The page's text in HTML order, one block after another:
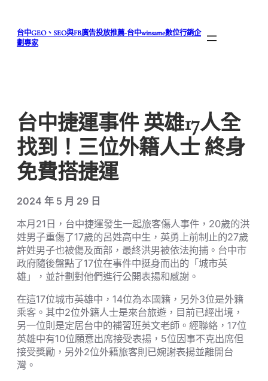
台中GEO、SEO與FB廣告投放推薦-台中winsame數位行銷企
劃專家
台中捷運事件 英雄17人全
找到！三位外籍人士 終身
免費搭捷運
2024 年 5 月 29 日
本月21日，台中捷運發生一起旅客傷人事件，20歲的洪
姓男子重傷了17歲的呂姓高中生，英勇上前制止的27歲
許姓男子也被傷及面部，最終洪男被依法拘捕。台中市
政府隨後盤點了17位在事件中挺身而出的「城市英
雄」，並計劃對他們進行公開表揚和感謝。
在這17位城市英雄中，14位為本國籍，另外3位是外籍
乘客。其中2位外籍人士是來台旅遊，目前已經出境，
另一位則是定居台中的補習班英文老師。經聯絡，17位
英雄中有10位願意出席接受表揚，5位因事不克出席但
接受獎勵，另外2位外籍旅客則已婉謝表揚並離開台
灣。